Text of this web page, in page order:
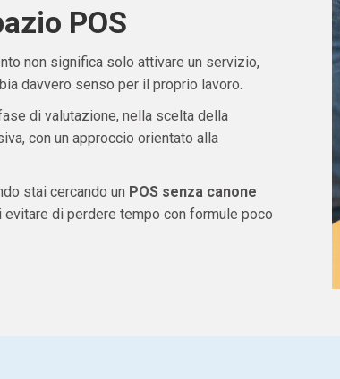
POS
non significa solo attivare un servizio,
davvero senso per il proprio lavoro.
di valutazione, nella scelta della
con un approccio orientato alla
stai cercando un POS senza canone
di perdere tempo con formule poco